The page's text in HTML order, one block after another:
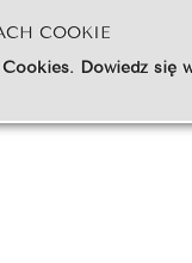
COOKIE
Dowiedz